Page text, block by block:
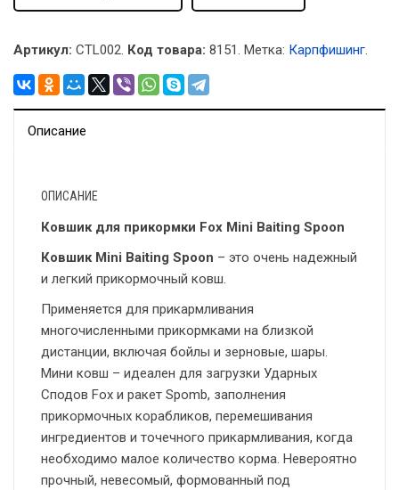
Артикул: CTL002. Код товара: 8151. Метка: Карпфишинг.
Описание
ОПИСАНИЕ
Ковшик для прикормки Fox Mini Baiting Spoon
Ковшик Mini Baiting Spoon – это очень надежный
и легкий прикормочный ковш.
Применяется для прикармливания
многочисленными прикормками на близкой
дистанции, включая бойлы и зерновые, шары.
Мини ковш – идеален для загрузки Ударных
Сподов Fox и ракет Spomb, заполнения
прикормочных корабликов, перемешивания
ингредиентов и точечного прикармливания, когда
необходимо малое количество корма. Невероятно
прочный, невесомый, формованный под